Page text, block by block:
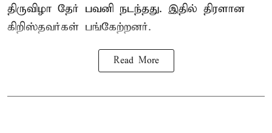
திருவிழா தேர் பவனி நடந்தது. இதில் திரளான
கிறிஸ்தவர்கள் பங்கேற்றனர்.
Read More